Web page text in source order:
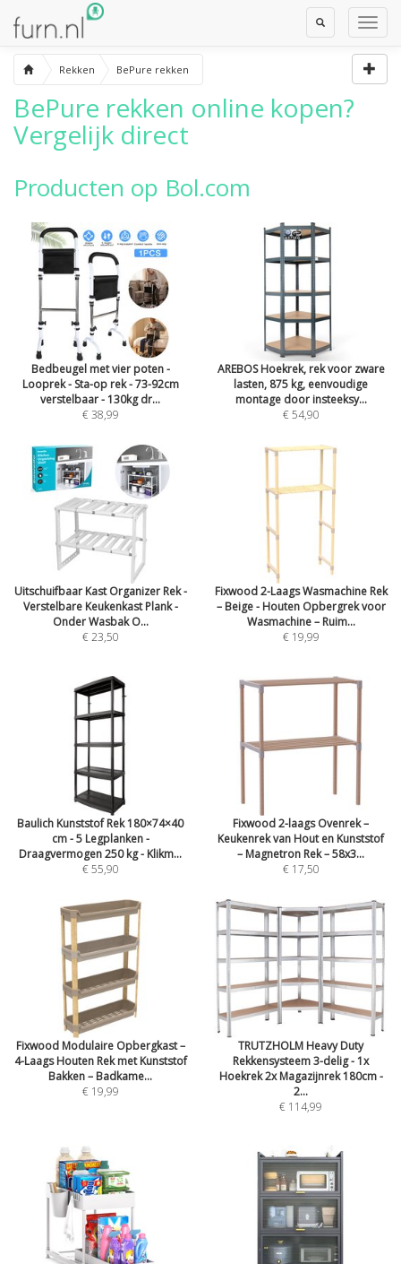
Toggle
Search
Rekken BePure rekken
BePure rekken online kopen?
Vergelijk direct
Producten op Bol.com
Bedbeugel met vier poten -
Looprek - Sta-op rek - 73-92cm
verstelbaar - 130kg dr...
€ 38,99
AREBOS Hoekrek, rek voor zware
lasten, 875 kg, eenvoudige
montage door insteeksy...
€ 54,90
Uitschuifbaar Kast Organizer Rek -
Verstelbare Keukenkast Plank -
Onder Wasbak O...
€ 23,50
Fixwood 2-Laags Wasmachine Rek
– Beige - Houten Opbergrek voor
Wasmachine – Ruim...
€ 19,99
Baulich Kunststof Rek 180×74×40
cm - 5 Legplanken -
Draagvermogen 250 kg - Klikm...
€ 55,90
Fixwood 2-laags Ovenrek –
Keukenrek van Hout en Kunststof
– Magnetron Rek – 58x3...
€ 17,50
Fixwood Modulaire Opbergkast –
4-Laags Houten Rek met Kunststof
Bakken – Badkame...
€ 19,99
TRUTZHOLM Heavy Duty
Rekkensysteem 3-delig - 1x
Hoekrek 2x Magazijnrek 180cm -
2...
€ 114,99